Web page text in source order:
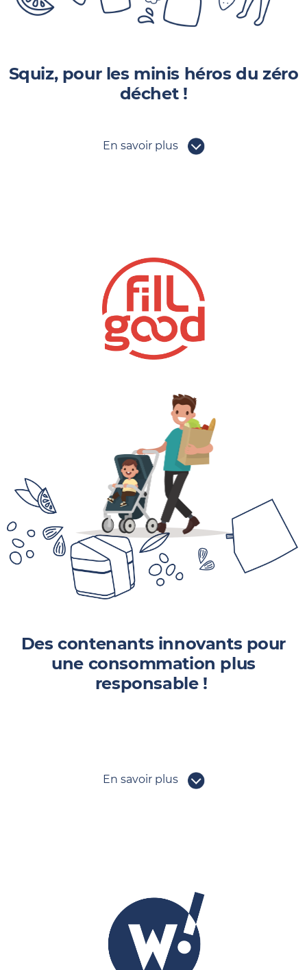
Squiz, pour les minis héros du zéro
déchet !
En savoir plus
Des contenants innovants pour
une consommation plus
responsable !
En savoir plus